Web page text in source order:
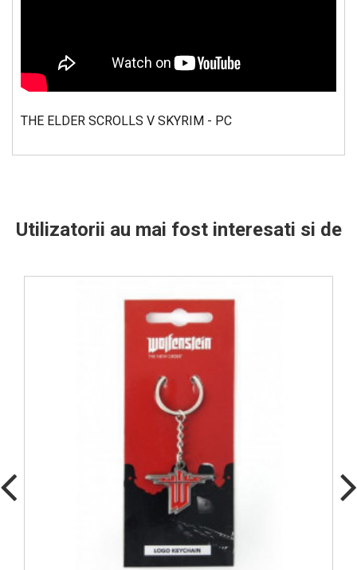
THE ELDER SCROLLS V SKYRIM - PC
Utilizatorii au mai fost interesati si de